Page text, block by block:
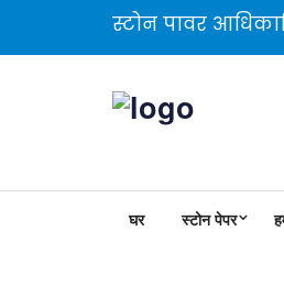
स्टोन पावर
घर स्टोन पेपर